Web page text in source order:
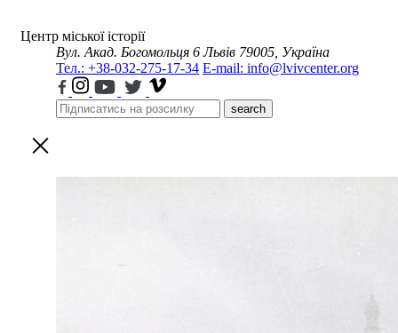
Центр міської історії
Вул. Акад. Богомольця 6 Львів 79005, Україна
Тел.: +38-032-275-17-34 E-mail: info@lvivcenter.org
search